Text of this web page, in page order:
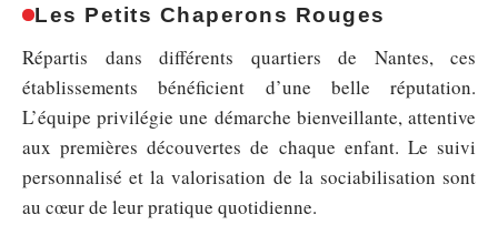
Les Petits Chaperons Rouges
Répartis dans différents quartiers de Nantes, ces
établissements bénéficient d’une belle réputation.
L’équipe privilégie une démarche bienveillante, attentive
aux premières découvertes de chaque enfant. Le suivi
personnalisé et la valorisation de la sociabilisation sont
au cœur de leur pratique quotidienne.